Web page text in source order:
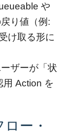
や
り値（例:
け取る形に
ザーが「状
Action を
ー・